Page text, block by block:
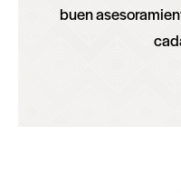
buen